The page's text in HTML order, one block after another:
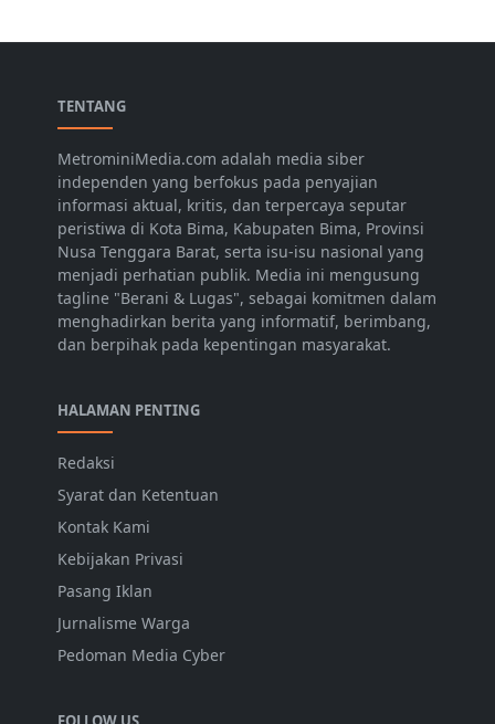
TENTANG
MetrominiMedia.com adalah media siber
independen yang berfokus pada penyajian
informasi aktual, kritis, dan terpercaya seputar
peristiwa di Kota Bima, Kabupaten Bima, Provinsi
Nusa Tenggara Barat, serta isu-isu nasional yang
menjadi perhatian publik. Media ini mengusung
tagline "Berani & Lugas", sebagai komitmen dalam
menghadirkan berita yang informatif, berimbang,
dan berpihak pada kepentingan masyarakat.
HALAMAN PENTING
Redaksi
Syarat dan Ketentuan
Kontak Kami
Kebijakan Privasi
Pasang Iklan
Jurnalisme Warga
Pedoman Media Cyber